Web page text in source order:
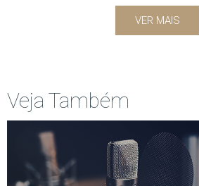
VER MAIS
Veja Também